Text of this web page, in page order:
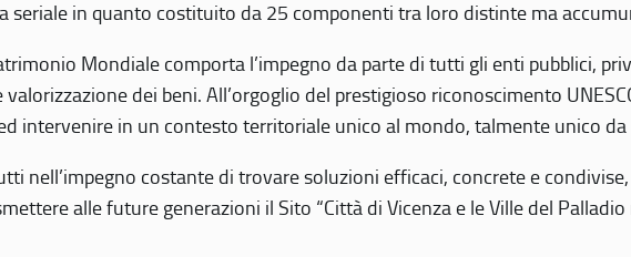
seriale in quanto costituito da 25 componenti tra loro distinte ma
Mondiale comporta l’impegno da parte di tutti gli enti pubblici,
dei beni. All’orgoglio del prestigioso riconoscimento
intervenire in un contesto territoriale unico al mondo, talmente unico
nell’impegno costante di trovare soluzioni efficaci, concrete e
alle future generazioni il Sito “Città di Vicenza e le Ville del